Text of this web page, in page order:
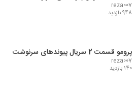
reza007
948 بازدید
پرومو قسمت 2 سریال پیوندهای سرنوشت
reza007
140 بازدید